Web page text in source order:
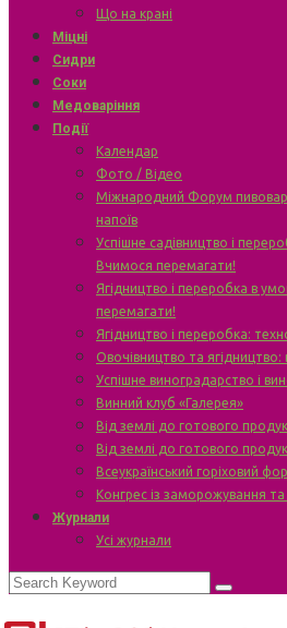
Що на крані
Міцні
Сидри
Соки
Медоваріння
Події
Календар
Фото / Відео
Міжнародний Форум
напоїв
Успішне садівництво і
Вчимося перемагати!
Ягідництво і переробка в
перемагати!
Ягідництво і переробка:
Овочівництво та ягідництво:
Успішне виноградарство і
Винний клуб «Галерея»
Від землі до готового
Від землі до готового
Всеукраїнський горіховий
Конгрес із заморожування та
Журнали
Усі журнали